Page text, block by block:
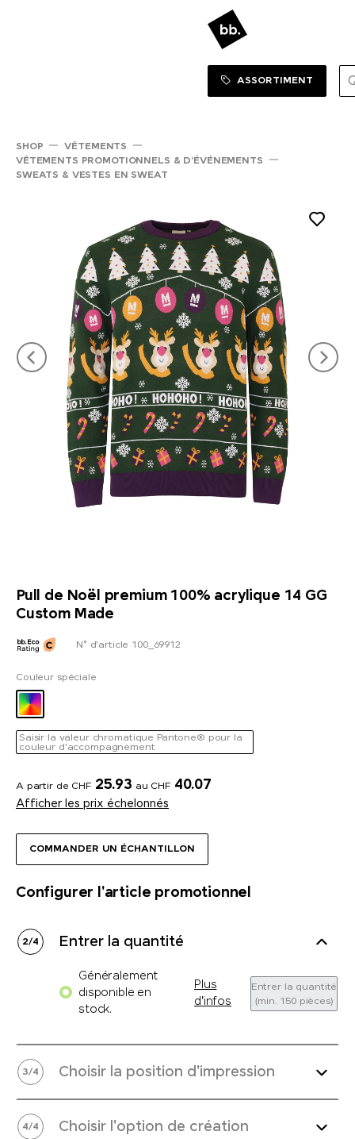
SHOP
ASSORTIMENT
SHOP
VÊTEMENTS
VÊTEMENTS PROMOTIONNELS & D’ÉVÉNEMENTS
SWEATS & VESTES EN SWEAT
Pull de Noël premium 100% acrylique 14 GG
Custom Made
COMMANDER UN ÉCHANTILLON
N° d'article 100_69912
Couleur spéciale
Saisir la valeur chromatique Pantone® pour la
couleur d'accompagnement
A partir de CHF 25.93 au CHF 40.07
Afficher les prix échelonnés
Configurer l'article promotionnel
2/4 Entrer la quantité
Généralement
disponible en
stock.
Plus
d'infos
Entrer la quantité
(min. 150 pièces)
3/4 Choisir la position d'impression
4/4 Choisir l'option de création